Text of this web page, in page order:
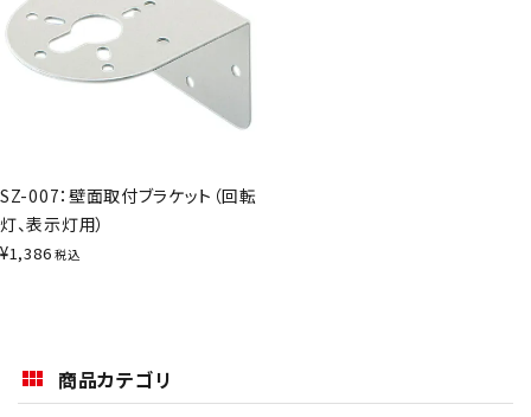
SZ-007：壁面取付ブラケット（回転
灯、表示灯用）
¥1,386 税込
商品カテゴリ